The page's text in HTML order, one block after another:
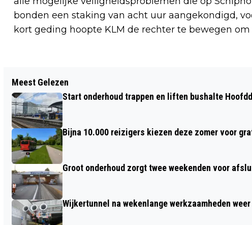
bonden een staking van acht uur aangekondigd,
kort geding hoopte KLM de rechter te bewegen
TOUR DE FRANCE VAN START, EN DUS
HOREN WE IEDERE DAG WEER TRUMPET
CROSS
Meest Gelezen
Start onderhoud trappen en liften bushalte
Bijna 10.000 reizigers kiezen deze zomer voor
Groot onderhoud zorgt twee weekenden voor
Wijkertunnel na wekenlange werkzaamheden